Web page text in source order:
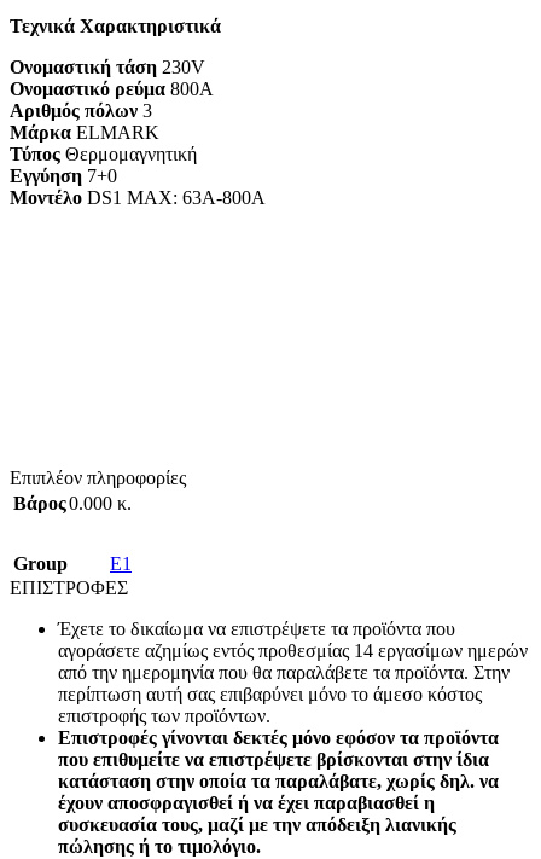
Τεχνικά Χαρακτηριστικά
Ονομαστική τάση 230V
Ονομαστικό ρεύμα 800A
Αριθμός πόλων 3
Μάρκα ELMARK
Τύπος Θερμομαγνητική
Εγγύηση 7+0
Mοντέλο DS1 MAX: 63A-800A
Επιπλέον πληροφορίες
Βάρος0.000 κ.
Group
E1
ΕΠΙΣΤΡΟΦΕΣ
Έχετε το δικαίωμα να επιστρέψετε τα προϊόντα που
αγοράσετε αζημίως εντός προθεσμίας 14 εργασίμων ημερών
από την ημερομηνία που θα παραλάβετε τα προϊόντα. Στην
περίπτωση αυτή σας επιβαρύνει μόνο το άμεσο κόστος
επιστροφής των προϊόντων.
Επιστροφές γίνονται δεκτές μόνο εφόσον τα προϊόντα
που επιθυμείτε να επιστρέψετε βρίσκονται στην ίδια
κατάσταση στην οποία τα παραλάβατε, χωρίς δηλ. να
έχουν αποσφραγισθεί ή να έχει παραβιασθεί η
συσκευασία τους, μαζί με την απόδειξη λιανικής
πώλησης ή το τιμολόγιο.